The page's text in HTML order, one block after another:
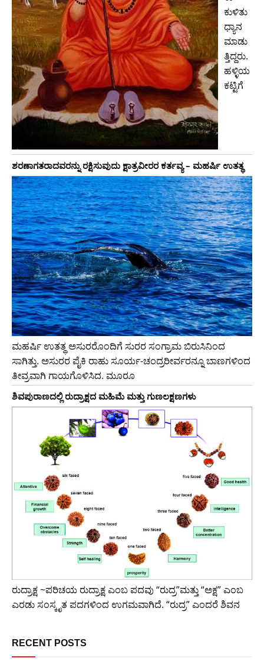
ಕುಳಿತು
ಧ್ಯಾನ
ಮಾಡು
ತ್ತಿದ್ದರು.
ಹಳ್ಳಿಯ
ಕಟ್ಟಿಗೆ
ಶರಣಾಗತರಾದವರನ್ನು ರಕ್ಷಿಸುವುದು ಕ್ಷಾತ್ರವೀರರ ಕರ್ತವ್ಯ – ಮಹರ್ಷಿ ಉತತ್ಥ
ಮಹರ್ಷಿ ಉತತ್ಥ ಅಸುರರೊಂದಿಗೆ ಸುರರ ಸಂಗ್ರಾಮ ಬಿರುಸಿನಿಂದ
ಸಾಗಿತ್ತು. ಅಸುರರ ಪೈಕಿ ರಾಹು ಸೂರ್ಯ-ಚಂದ್ರರೀರ್ವರನ್ನೂ ಬಾಣಗಳಿಂದ
ತೀವ್ರವಾಗಿ ಗಾಯಗೊಳಿಸಿದ. ಮೂರೂ
ಶಿವಪುರಾಣದಲ್ಲಿ ರುದ್ರಾಕ್ಷದ ಮಹಿಮೆ ಮತ್ತು ಗುಣಲಕ್ಷಣಗಳು
ರುದ್ರಾಕ್ಷ ~ಪರಿಚಯ ರುದ್ರಾಕ್ಷ ಎಂಬ ಪದವು “ರುದ್ರ”ಮತ್ತು “ಅಕ್ಷ” ಎಂಬ
ಎರಡು ಸಂಸ್ಕೃತ ಪದಗಳಿಂದ ಉಗಮವಾಗಿದೆ. “ರುದ್ರ” ಎಂದರೆ ಶಿವನ
RECENT POSTS